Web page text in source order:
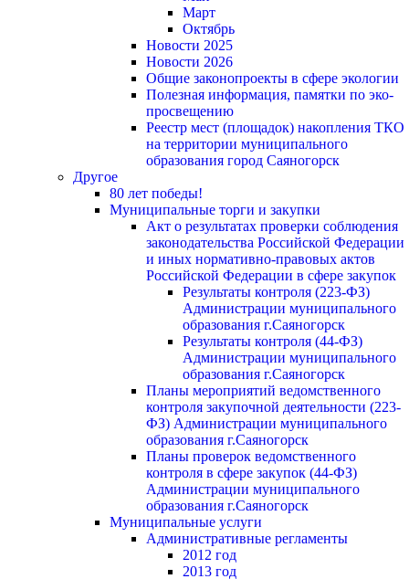
Март
Октябрь
Новости 2025
Новости 2026
Общие законопроекты в сфере экологии
Полезная информация, памятки по эко-
просвещению
Реестр мест (площадок) накопления ТКО
на территории муниципального
образования город Саяногорск
Другое
80 лет победы!
Муниципальные торги и закупки
Акт о результатах проверки соблюдения
законодательства Российской Федерации
и иных нормативно-правовых актов
Российской Федерации в сфере закупок
Результаты контроля (223-ФЗ)
Администрации муниципального
образования г.Саяногорск
Результаты контроля (44-ФЗ)
Администрации муниципального
образования г.Саяногорск
Планы мероприятий ведомственного
контроля закупочной деятельности (223-
ФЗ) Администрации муниципального
образования г.Саяногорск
Планы проверок ведомственного
контроля в сфере закупок (44-ФЗ)
Администрации муниципального
образования г.Саяногорск
Муниципальные услуги
Административные регламенты
2012 год
2013 год